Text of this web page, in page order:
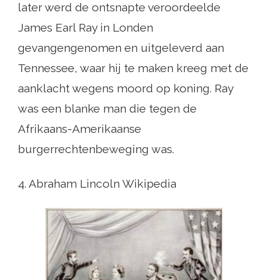
later werd de ontsnapte veroordeelde
James Earl Ray in Londen
gevangengenomen en uitgeleverd aan
Tennessee, waar hij te maken kreeg met de
aanklacht wegens moord op koning. Ray
was een blanke man die tegen de
Afrikaans-Amerikaanse
burgerrechtenbeweging was.
4. Abraham Lincoln Wikipedia